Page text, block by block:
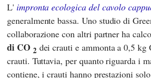
L' impronta ecologica del cavolo
generalmente bassa. Uno studio di
collaborazione con altri partner ha
di CO 2 dei crauti e ammonta a 0,5 kg
crauti. Tuttavia, per quanto riguarda i
contiene, i crauti hanno prestazioni